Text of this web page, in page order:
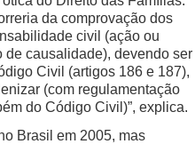
da comprovação dos
civil (ação ou
de causalidade), devendo ser
Civil (artigos 186 e 187),
(com regulamentação
do Código Civil)”, explica.
Brasil em 2005, mas